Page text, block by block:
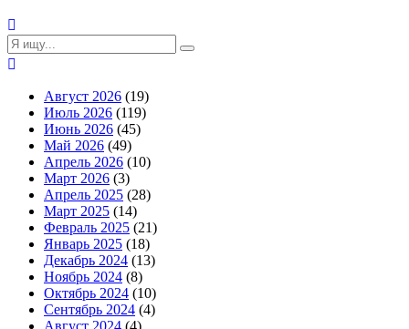
Август 2026 (19)
Июль 2026 (119)
Июнь 2026 (45)
Май 2026 (49)
Апрель 2026 (10)
Март 2026 (3)
Апрель 2025 (28)
Март 2025 (14)
Февраль 2025 (21)
Январь 2025 (18)
Декабрь 2024 (13)
Ноябрь 2024 (8)
Октябрь 2024 (10)
Сентябрь 2024 (4)
Август 2024 (4)